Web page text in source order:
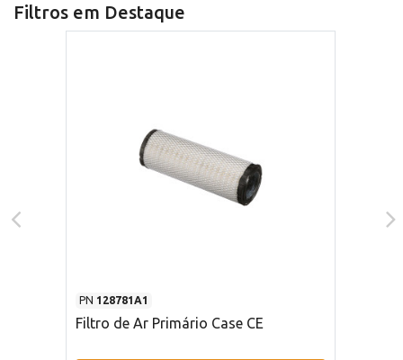
Filtros em Destaque
PN 128781A1
Filtro de Ar Primário Case CE